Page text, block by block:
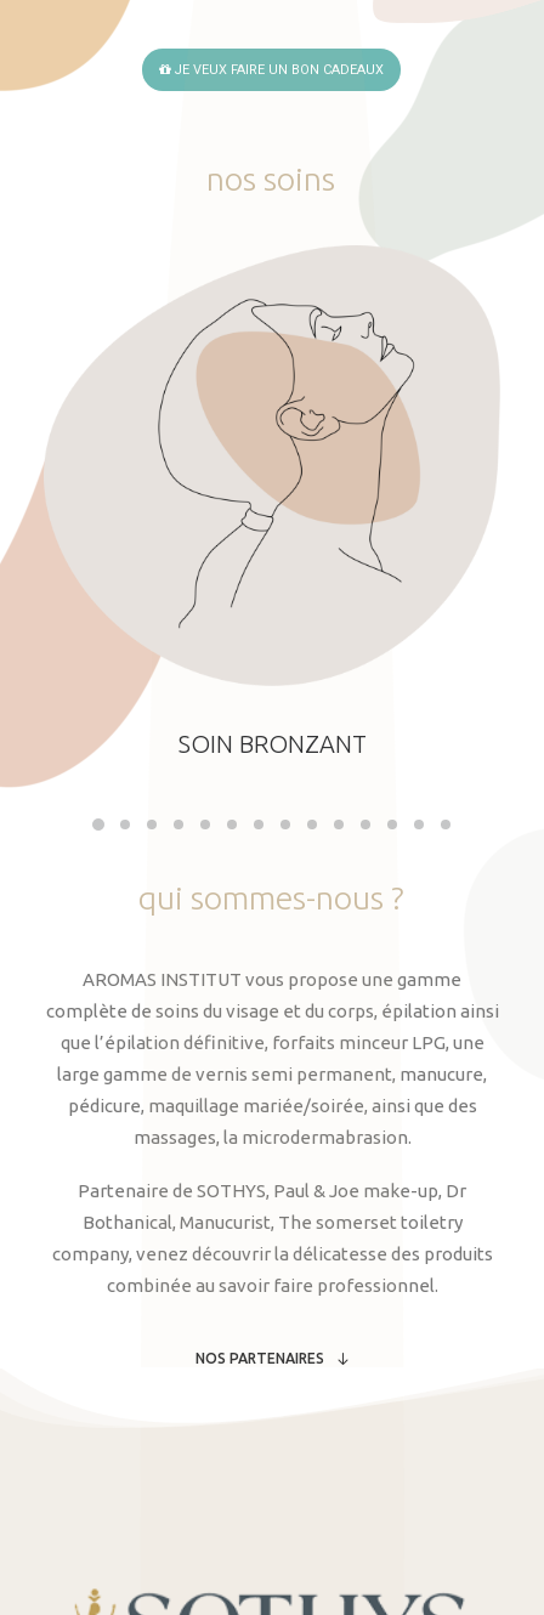
JE VEUX FAIRE UN BON CADEAUX
nos soins
SOIN BRONZANT
qui sommes-nous ?
AROMAS INSTITUT vous propose une gamme
complète de soins du visage et du corps, épilation ainsi
que l’épilation définitive, forfaits minceur LPG, une
large gamme de vernis semi permanent, manucure,
pédicure, maquillage mariée/soirée, ainsi que des
massages, la microdermabrasion.
Partenaire de SOTHYS, Paul & Joe make-up, Dr
Bothanical, Manucurist, The somerset toiletry
company, venez découvrir la délicatesse des produits
combinée au savoir faire professionnel.
NOS PARTENAIRES